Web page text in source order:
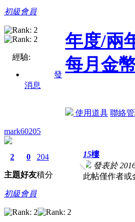
初級會員
經驗:
發
消息
年度/兩
每月金
使用道具 聯絡
mark60205
2
主題
0
好友
204
積分
初級會員
15樓
發表於
此帖僅作者或